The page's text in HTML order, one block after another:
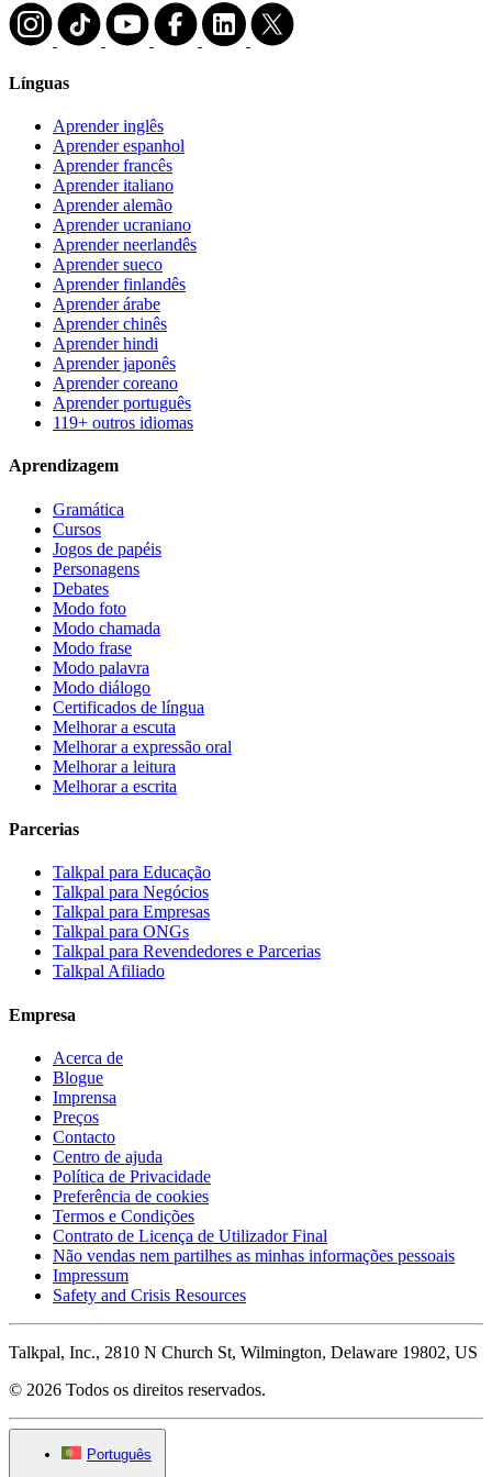
Línguas
Aprender inglês
Aprender espanhol
Aprender francês
Aprender italiano
Aprender alemão
Aprender ucraniano
Aprender neerlandês
Aprender sueco
Aprender finlandês
Aprender árabe
Aprender chinês
Aprender hindi
Aprender japonês
Aprender coreano
Aprender português
119+ outros idiomas
Aprendizagem
Gramática
Cursos
Jogos de papéis
Personagens
Debates
Modo foto
Modo chamada
Modo frase
Modo palavra
Modo diálogo
Certificados de língua
Melhorar a escuta
Melhorar a expressão oral
Melhorar a leitura
Melhorar a escrita
Parcerias
Talkpal para Educação
Talkpal para Negócios
Talkpal para Empresas
Talkpal para ONGs
Talkpal para Revendedores e Parcerias
Talkpal Afiliado
Empresa
Acerca de
Blogue
Imprensa
Preços
Contacto
Centro de ajuda
Política de Privacidade
Preferência de cookies
Termos e Condições
Contrato de Licença de Utilizador Final
Não vendas nem partilhes as minhas informações pessoais
Impressum
Safety and Crisis Resources
Talkpal, Inc., 2810 N Church St, Wilmington, Delaware 19802, US
© 2026 Todos os direitos reservados.
Português